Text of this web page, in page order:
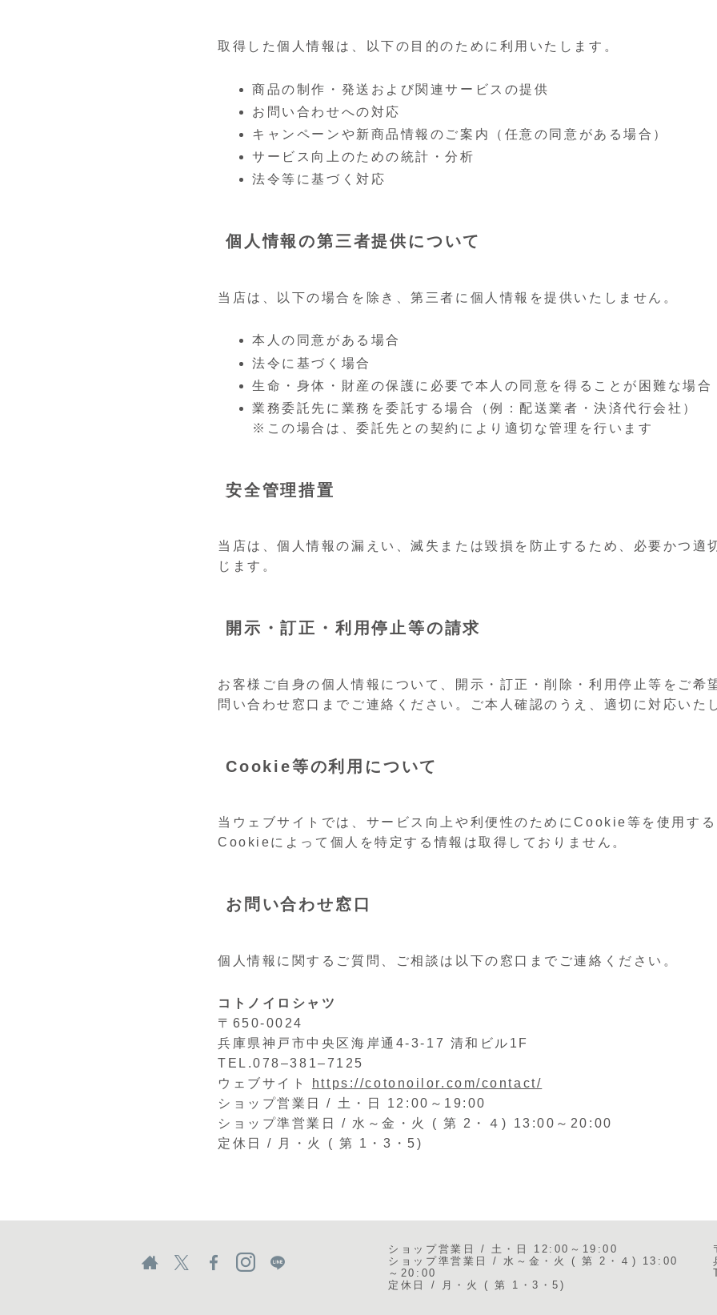
取得した個人情報は、以下の目的のために利用いたします。
商品の制作・発送および関連サービスの提供
お問い合わせへの対応
キャンペーンや新商品情報のご案内（任意の同意がある場合）
サービス向上のための統計・分析
法令等に基づく対応
個人情報の第三者提供について
当店は、以下の場合を除き、第三者に個人情報を提供いたしません。
本人の同意がある場合
法令に基づく場合
生命・身体・財産の保護に必要で本人の同意を得ることが困難な場合
業務委託先に業務を委託する場合（例：配送業者・決済代行会社）
※この場合は、委託先との契約により適切な管理を行います
安全管理措置
当店は、個人情報の漏えい、滅失または毀損を防止するため、必要かつ適
じます。
開示・訂正・利用停止等の請求
お客様ご自身の個人情報について、開示・訂正・削除・利用停止等をご希
問い合わせ窓口までご連絡ください。ご本人確認のうえ、適切に対応いた
Cookie等の利用について
当ウェブサイトでは、サービス向上や利便性のためにCookie等を使用する
Cookieによって個人を特定する情報は取得しておりません。
お問い合わせ窓口
個人情報に関するご質問、ご相談は以下の窓口までご連絡ください。
コトノイロシャツ
〒650-0024
兵庫県神戸市中央区海岸通4-3-17 清和ビル1F
TEL.078–381–7125
ウェブサイト
https://cotonoilor.com/contact/
ショップ営業日 / 土・日 12:00～19:00
ショップ準営業日 / 水～金・火 ( 第 2・４) 13:00～20:00
定休日 / 月・火 ( 第 1・3・5)
ショップ営業日 / 土・日 12:00～19:00
ショップ準営業日 / 水～金・火 ( 第 2・４) 13:00
～20:00
定休日 / 月・火 ( 第 1・3・5)